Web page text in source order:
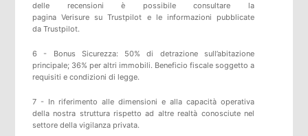
delle recensioni è possibile consultarela
paginaVerisure suTrustpilot e le informazioni pubblicate
da Trustpilot.
6 - Bonus Sicurezza: 50% di detrazione sull’abitazione
principale; 36% per altri immobili. Beneficio fiscale soggetto a
requisiti e condizioni di legge.
7 - In riferimento alle dimensioni e alla capacità operativa
della nostra struttura rispetto ad altre realtà conosciute nel
settore della vigilanza privata.